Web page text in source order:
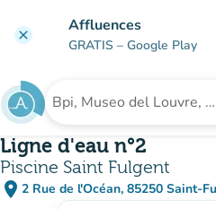
clear Affluences
GRATIS – Google Play
Buscar un establecimiento
Ligne d'eau n°2
Piscine Saint Fulgent
place 2 Rue de l'Océan, 85250 Saint-
(abrir en
(nueva